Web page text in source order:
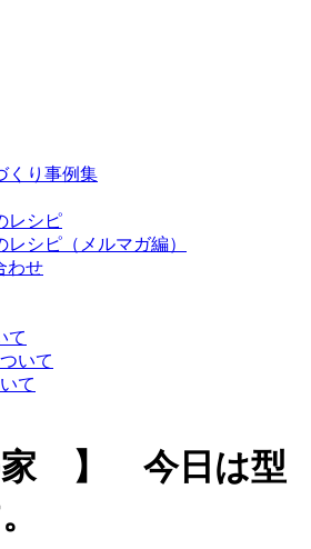
くり事例集
レシピ
シピ（メルマガ編）
わせ
て
いて
て
家 】 今日は型